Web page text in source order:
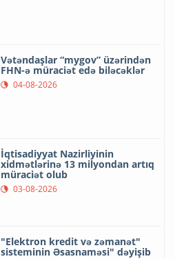
Vətəndaşlar “mygov” üzərindən
FHN-ə müraciət edə biləcəklər
04-08-2026
İqtisadiyyat Nazirliyinin
xidmətlərinə 13 milyondan artıq
müraciət olub
03-08-2026
"Elektron kredit və zəmanət"
sisteminin Əsasnaməsi" dəyişib